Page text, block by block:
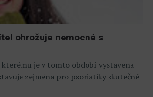
ohrožuje nemocné s
kterému je v tomto období vystavena
zejména pro psoriatiky skutečné